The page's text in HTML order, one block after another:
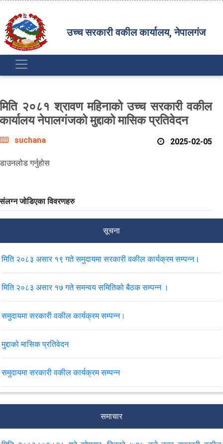
उच्च सरकारी वकील कार्यालय, नेपालगंज
मिति २०८१ श्रावण महिनाको उच्च सरकारी वकील
कार्यालय नेपालगंजको मुद्दाको मासिक प्रतिवेदन
suchana 2025-02-05
डाउनलोड गर्नुहोस
संलग्न जोडिएका विवरणहरु
सूचना
मिति २०८३ असार १९ गते समुदायमा सरकारी वकील कार्यक्रम सम्पन्न।
मिति २०८३ असार १७ गते समन्वय समितिको बैठक सम्पन्न ।
समुदायमा सरकारी वकील कार्यक्रम सम्पन्न।
मुद्दाको मासिक प्रतिवेदन
समुदायमा सरकारी वकील कार्यक्रम सम्पन्न
समुदायमा सरकारी वकील कार्याक्रम सम्पन्न
समाचार